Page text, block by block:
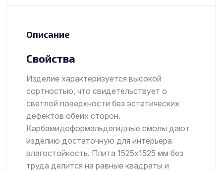
Описание
Свойства
Изделие характеризуется высокой
сортностью, что свидетельствует о
светлой поверхности без эстетических
дефектов обеих сторон.
Карбамидоформальдегидные смолы дают
изделию достаточную для интерьера
влагостойкость. Плита 1525х1525 мм без
труда делится на равные квадраты и